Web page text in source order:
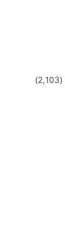
(2,103)